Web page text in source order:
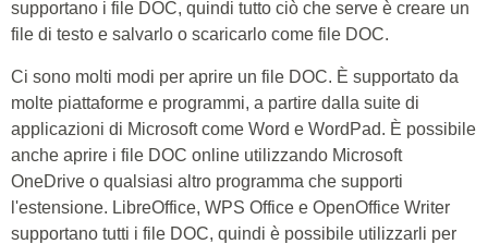
supportano i file DOC, quindi tutto ciò che serve è creare un
file di testo e salvarlo o scaricarlo come file DOC.
Ci sono molti modi per aprire un file DOC. È supportato da
molte piattaforme e programmi, a partire dalla suite di
applicazioni di Microsoft come Word e WordPad. È possibile
anche aprire i file DOC online utilizzando Microsoft
OneDrive o qualsiasi altro programma che supporti
l'estensione. LibreOffice, WPS Office e OpenOffice Writer
supportano tutti i file DOC, quindi è possibile utilizzarli per